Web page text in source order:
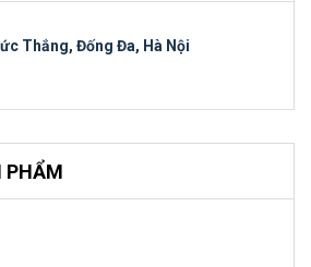
Thắng, Đống Đa, Hà Nội
PHẨM